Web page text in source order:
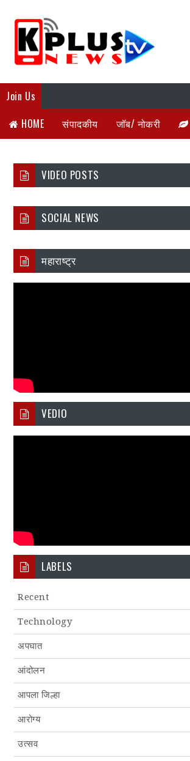
Join Us
HOME संपादकीय जॉब/ नोकरी
VIDEO POSTS
SOCIAL NEWS
महाराष्ट्र
VEDIO
LABELS
Recent
Technology
अपघात
आंदोलन
आपला जिल्हा
आरोग्य
उत्सव